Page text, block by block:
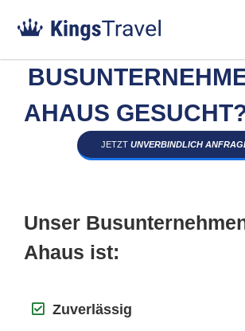
AHAUS
JETZT UNVERBINDLICH
Unser
Ahaus ist:
Zuverlässig